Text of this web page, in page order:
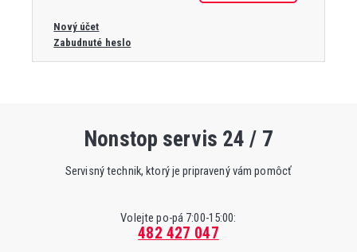
Nový účet
Zabudnuté heslo
Nonstop servis 24 / 7
Servisný technik, ktorý je pripravený vám pomôcť
Volejte po-pá 7:00-15:00:
482 427 047